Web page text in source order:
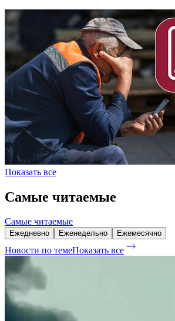
Показать все
Самые читаемые
Самые читаемые
Ежедневно Еженедельно Ежемесячно
Новости по темеПоказать все